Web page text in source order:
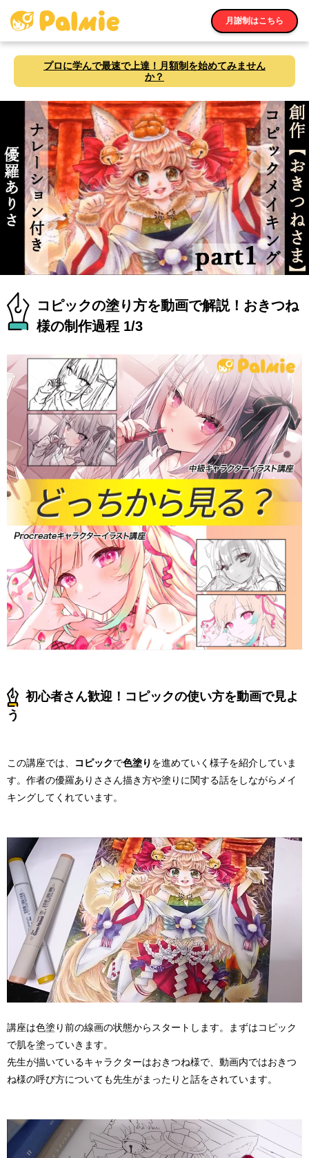
月謝制はこちら
プロに学んで最速で上達！月額制を始めてみません
か？
コピックの塗り方を動画で解説！おきつね
様の制作過程 1/3
初心者さん歓迎！コピックの使い方を動画で見よ
う
この講座では、 コピックで色塗り を進めていく様子を紹介していま
す。作者の優羅ありささん描き方や塗りに関する話をしながらメイ
キングしてくれています。
講座は色塗り前の線画の状態からスタートします。まずはコピック
で肌を塗っていきます。
先生が描いているキャラクターはおきつね様で、動画内ではおきつ
ね様の呼び方についても先生がまったりと話をされています。